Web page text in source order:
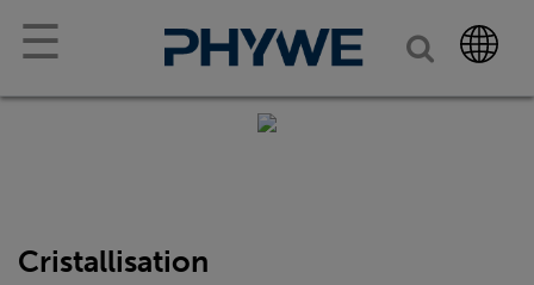
☰
Cristallisation